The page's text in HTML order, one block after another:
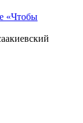
«Чтобы